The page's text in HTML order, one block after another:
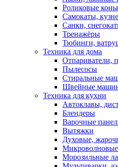
Роликовые
Самокаты,
Санки,
Тренажёры
Тюбинги,
Техника для дома
Отпариватели,
Пылесосы
Стиральные
Швейные
Техника для кухни
Автоклавы,
Блендеры
Варочные
Вытяжки
Духовые,
Морозильные